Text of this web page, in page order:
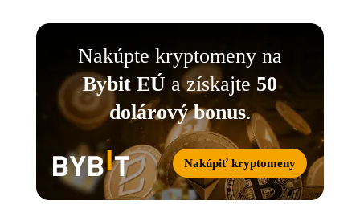
Nakúpte kryptomeny na
Bybit EÚ a získajte 50
dolárový bonus.
Nakúpiť kryptomeny